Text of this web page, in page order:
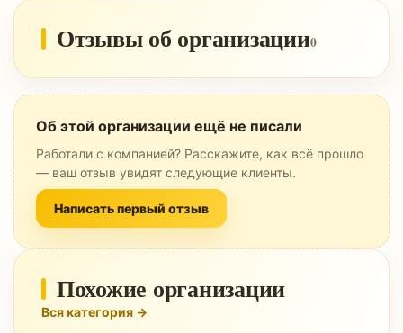
Отзывы об организации0
Об этой организации ещё не писали
Работали с компанией? Расскажите, как всё прошло
— ваш отзыв увидят следующие клиенты.
Написать первый отзыв
Похожие организации
Вся категория →